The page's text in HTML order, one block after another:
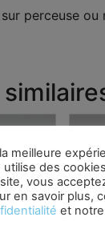
perceuse ou
meilleure
des
vous
en savoir plus,
et notre